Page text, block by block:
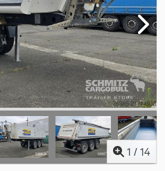
1 / 14